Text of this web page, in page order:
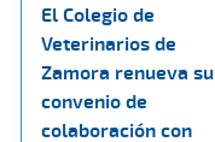
El Colegio de
Veterinarios de
Zamora renueva su
convenio de
colaboración con